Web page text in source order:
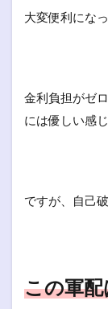
大変便利にな
金利負担がゼ
には優しい感
ですが、自己
この軍